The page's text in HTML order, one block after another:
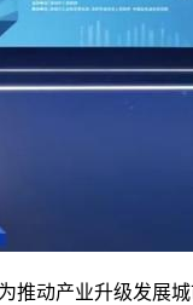
动产业升级发展城